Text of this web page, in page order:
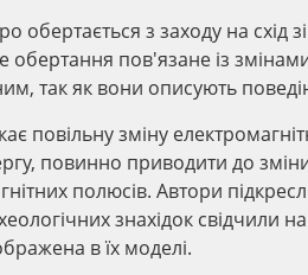
обертається з заходу на
обертання пов'язане із
так як вони описують
повільну зміну
повинно приводити до
полюсів. Автори
знахідок свідчили
в їх моделі.